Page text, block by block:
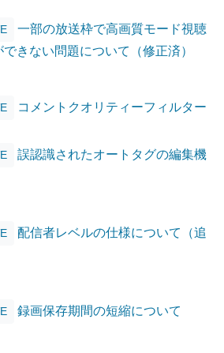
一部の放送枠で高画質モード視聴
きない問題について（修正済）
コメントクオリティーフィルター
誤認識されたオートタグの編集機
配信者レベルの仕様について（追
録画保存期間の短縮について